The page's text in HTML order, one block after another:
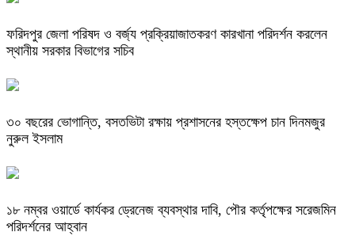
ফরিদপুর জেলা পরিষদ ও বর্জ্য প্রক্রিয়াজাতকরণ কারখানা পরিদর্শন করলেন
স্থানীয় সরকার বিভাগের সচিব
৩০ বছরের ভোগান্তি, বসতভিটা রক্ষায় প্রশাসনের হস্তক্ষেপ চান দিনমজুর
নুরুল ইসলাম
১৮ নম্বর ওয়ার্ডে কার্যকর ড্রেনেজ ব্যবস্থার দাবি, পৌর কর্তৃপক্ষের সরেজমিন
পরিদর্শনের আহ্বান